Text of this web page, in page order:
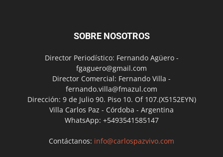
SOBRE NOSOTROS
Director Periodístico: Fernando Agüero -
fgaguero@gmail.com
Director Comercial: Fernando Villa -
fernando.villa@fmazul.com
Dirección: 9 de Julio 90. Piso 10. Of 107.(X5152EYN)
Villa Carlos Paz - Córdoba - Argentina
WhatsApp: +5493541585147
Contáctanos: info@carlospazvivo.com